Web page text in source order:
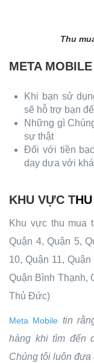
Thu
META
Khi bạn sử
sẽ hỗ trợ bạn
Những gì
sự thật
Đối với tiền
day dưa với
KHU VỰC T
Khu vực thu mua
Quận 4, Quận 5,
10, Quận 11,
Quận Bình Thạnh,
Thủ Đức)
Meta Mobile tin
hàng khi tìm đến
Chúng tôi luôn đưa